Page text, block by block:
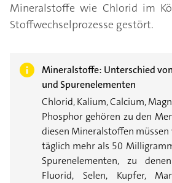
Mineralstoffe wie Chlorid im
Stoffwechselprozesse gestört.
Mineralstoffe: Unterschied
und Spurenelementen
Chlorid, Kalium, Calcium,
Phosphor gehören zu den
diesen Mineralstoffen
täglich mehr als 50
Spurenelementen, zu
Fluorid, Selen, Kupfer,